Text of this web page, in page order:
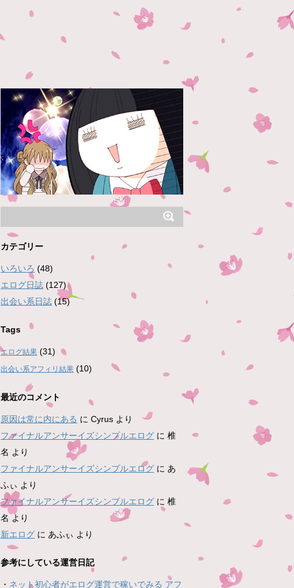
カテゴリー
いろいろ (48)
エログ日誌 (127)
出会い系日誌 (15)
Tags
エログ結果 (31)
出会い系アフィリ結果 (10)
最近のコメント
原因は常に内にある に Cyrus より
ファイナルアンサーイズシンプルエログ に 椎
名 より
ファイナルアンサーイズシンプルエログ に あ
ふぃ より
ファイナルアンサーイズシンプルエログ に 椎
名 より
新エログ に あふぃ より
参考にしている運営日記
・ ネット初心者がエログ運営で稼いでみる アフ